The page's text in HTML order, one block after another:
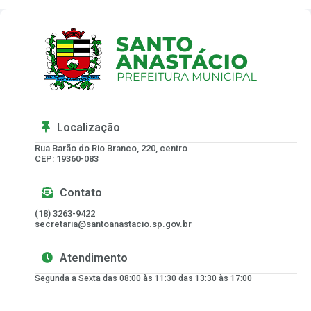
Localização
Rua Barão do Rio Branco, 220, centro
CEP: 19360-083
Contato
(18) 3263-9422
secretaria@santoanastacio.sp.gov.br
Atendimento
Segunda a Sexta das 08:00 às 11:30 das 13:30 às 17:00